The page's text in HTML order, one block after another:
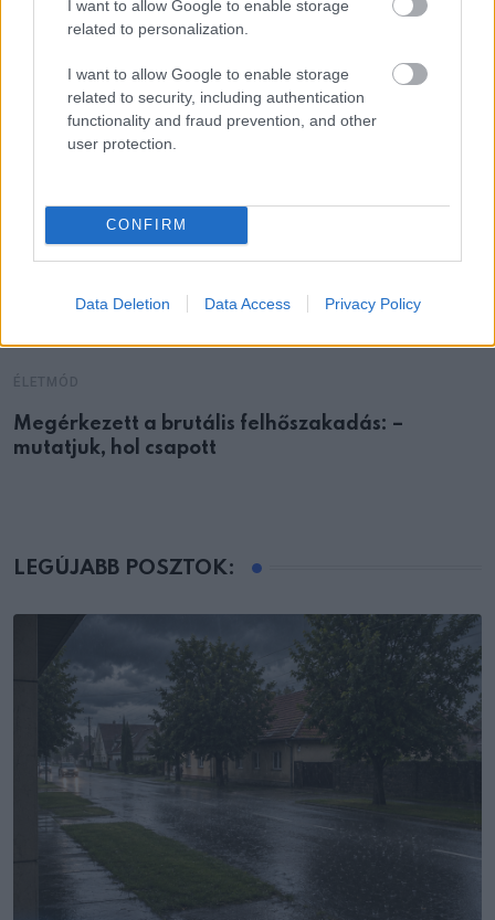
I want to allow Google to enable storage
related to personalization.
I want to allow Google to enable storage
related to security, including authentication
functionality and fraud prevention, and other
user protection.
CONFIRM
Data Deletion Data Access Privacy Policy
Megérkezett a brutális felhőszakadás: –
mutatjuk, hol csapott
LEGÚJABB POSZTOK: